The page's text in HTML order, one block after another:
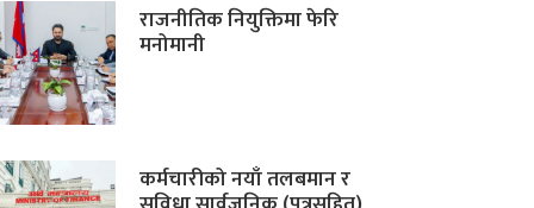
राजनीतिक नियुक्तिमा फेरि
मनोमानी
कर्मचारीको नयाँ तलबमान र